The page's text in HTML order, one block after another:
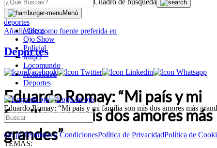
Cuadro de búsqueda
Menú
Videos
Ojo Show
Policial
Mujer
Locomundo
Actualidad
Deportes
Eduardo Romay: “Mi país y mi familia son mis dos amores más
ojo.peTérminos y CondicionesPolítica de PrivacidadPolítica de
TEMAS:
OJO
deportes
AñadirOjocomo fuente preferida en
Deportes
Eduardo Romay: “Mi país y mi
familia son mis dos amores más
grandes”